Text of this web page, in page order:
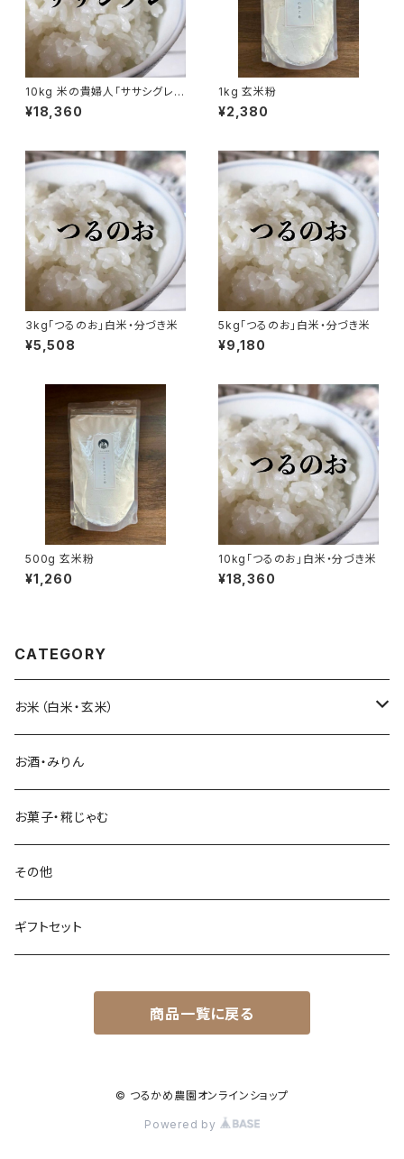
10kg 米の貴婦人「ササシグレ」
白米・分づき米
¥18,360
1kg 玄米粉
¥2,380
3kg「つるのお」白米・分づき米
¥5,508
5kg「つるのお」白米・分づき米
¥9,180
500g 玄米粉
¥1,260
10kg「つるのお」白米・分づき米
¥18,360
CATEGORY
お米（白米・玄米）
つるのお
ササシグレ
亀の尾
カミアカリ
お酒・みりん
お菓子・糀じゃむ
その他
ギフトセット
商品一覧に戻る
© つるかめ農園オンラインショップ
Powered by